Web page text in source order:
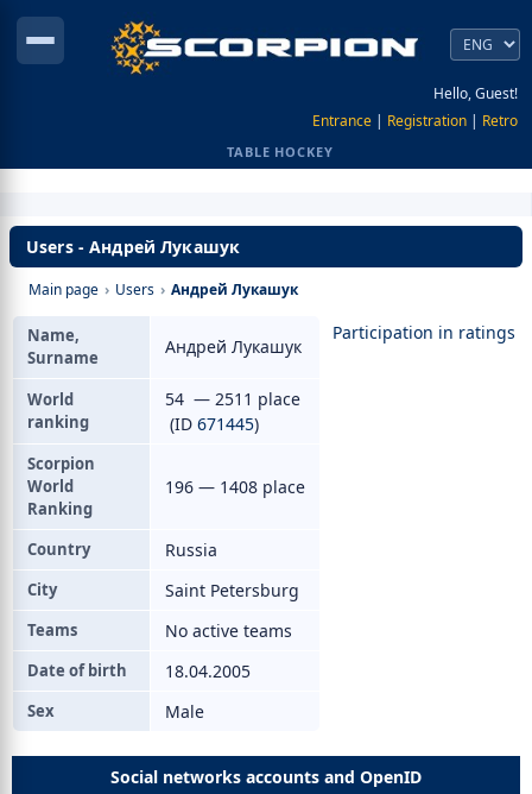
Hello, Guest!
Entrance | Registration | Retro
TABLE HOCKEY
Users - Андрей Лукашук
Main page › Users › Андрей Лукашук
Participation in ratings
Name,
Surname
Андрей Лукашук
World
ranking
54 — 2511 place
(ID 671445)
Scorpion
World
Ranking
196 — 1408 place
Country Russia
City Saint Petersburg
Teams No active teams
Date of birth 18.04.2005
Sex Male
Social networks accounts and OpenID